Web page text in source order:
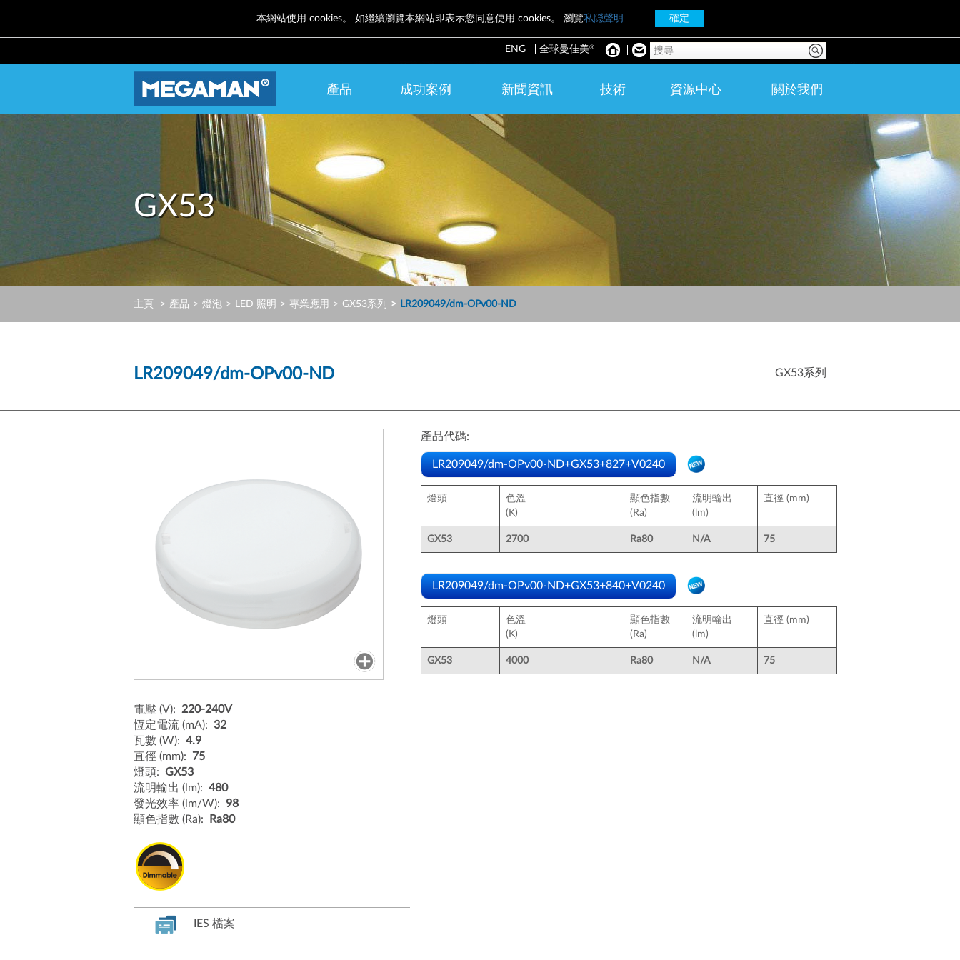
本網站使用 cookies。 如繼續瀏覽本網站即表示您同意使用 cookies。 瀏覽私隠聲明 確定
全球曼佳美®
ENG
產品 成功案例 新聞資訊 技術 資源中心 關於我們
GX53
主頁 產品 燈泡 LED 照明 專業應用 GX53系列 LR209049/dm-OPv00-ND
LR209049/dm-OPv00-ND GX53系列
電壓 (V): 220-240V
恆定電流 (mA): 32
瓦數 (W): 4.9
直徑 (mm): 75
燈頭: GX53
流明輸出 (lm): 480
發光效率 (lm/W): 98
顯色指數 (Ra):
Ra80
IES 檔案
產品代碼:
LR209049/dm-OPv00-ND+GX53+827+V0240
燈頭
色溫
(K)
顯色指數
(Ra)
流明輸出
(lm)
直徑 (mm)
GX53 2700 Ra80 N/A 75
LR209049/dm-OPv00-ND+GX53+840+V0240
燈頭
色溫
(K)
顯色指數
(Ra)
流明輸出
(lm)
直徑 (mm)
GX53 4000 Ra80 N/A 75